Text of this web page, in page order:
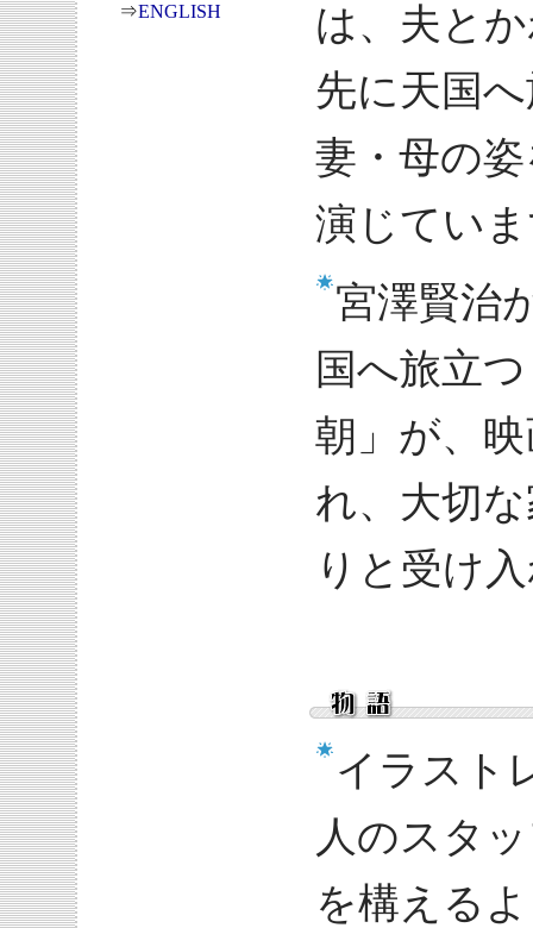
⇒ENGLISH
は、夫と
先に天国
妻・母の
演じてい
宮澤賢治
国へ旅立
朝」が、
れ、大切
りと受け
イラスト
人のスタ
を構える